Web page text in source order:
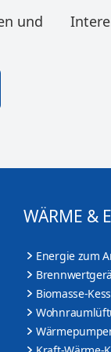
und
WÄRME &
Energie zum
Biomasse-